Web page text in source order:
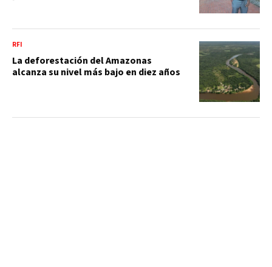
RFI
La deforestación del Amazonas
alcanza su nivel más bajo en diez años